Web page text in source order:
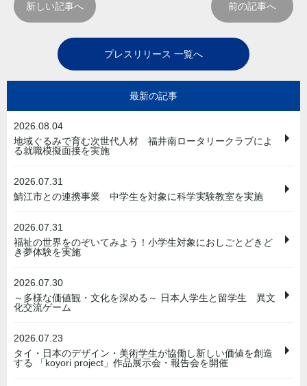
新しい記事へ
プレスリリース 一覧へ
前の記事へ
最新の記事
2026.08.04
地域ぐるみで育む次世代人材 福井南ロータリークラブによ
る就職模擬面接を実施
2026.07.31
鯖江市との連携事業 中学生を対象に科学実験教室を実施
2026.07.31
福祉の世界をのぞいてみよう！小学生対象におしごとどきど
き夢体験を実施
2026.07.30
～多様な価値観・文化を深める～ 日本人学生と留学生 異文
化交流ゲーム
2026.07.23
タイ・日本のデザイン・美術学生が協働し新しい価値を創造
する 「koyori project」作品展示会・報告会を開催